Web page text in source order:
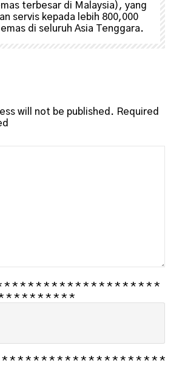
terbesar di Malaysia), yang
servis kepada lebih 800,000
di seluruh Asia Tenggara.
will not be published. Required
* * * * * * * * * * * * * * * * * * * *
* * * * * * * * *
* * * * * * * * * * * * * * * * * * * * *